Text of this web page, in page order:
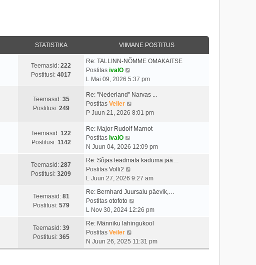
STATISTIKA VIIMANE POSTITUS
Teemasid: 222
Postitusi: 4017
Re: TALLINN-NÕMME OMAKAITSE
Postitas ivalO
a
t
a
v
i
a
s
p
s
t
i
t
u
s
t
L Mai 09, 2026 5:37 pm
Teemasid: 35
Postitusi: 249
Re: "Nederland" Narvas ...
Postitas Veiler
a
t
v
i
m
s
t
p
o
t
i
P Juun 21, 2026 8:01 pm
Teemasid: 122
Postitusi: 1142
Re: Major Rudolf Marnot
Postitas ivalO
a
t
v
i
i
m
s
t
p
N Juun 04, 2026 12:09 pm
Teemasid: 287
Postitusi: 3209
Re: Sõjas teadmata kaduma jää…
Postitas Volli2
a
t
a
v
i
i
m
a
L Juun 27, 2026 9:27 am
Teemasid: 81
Postitusi: 579
Re: Bernhard Juursalu päevik,…
Postitas otofoto
a
t
v
L Nov 30, 2024 12:26 pm
Teemasid: 39
Postitusi: 365
Re: Männiku lahingukool
Postitas Veiler
a
a
N Juun 26, 2025 11:31 pm